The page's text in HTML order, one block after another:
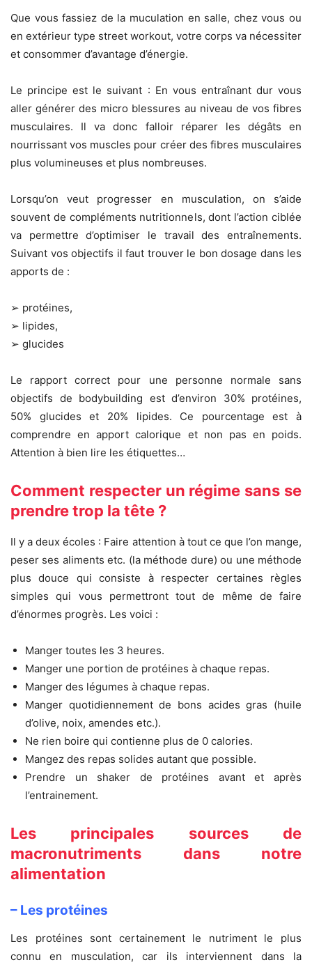
Que vous fassiez de la muculation en salle, chez vous ou
en extérieur type street workout, votre corps va nécessiter
et consommer d’avantage d’énergie.
Le principe est le suivant : En vous entraînant dur vous
aller générer des micro blessures au niveau de vos fibres
musculaires. Il va donc falloir réparer les dégâts en
nourrissant vos muscles pour créer des fibres musculaires
plus volumineuses et plus nombreuses.
Lorsqu’on veut progresser en musculation, on s’aide
souvent de compléments nutritionnels, dont l’action ciblée
va permettre d’optimiser le travail des entraînements.
Suivant vos objectifs il faut trouver le bon dosage dans les
apports de :
➢ protéines,
➢ lipides,
➢ glucides
Le rapport correct pour une personne normale sans
objectifs de bodybuilding est d’environ 30% protéines,
50% glucides et 20% lipides. Ce pourcentage est à
comprendre en apport calorique et non pas en poids.
Attention à bien lire les étiquettes…
Comment respecter un régime sans se
prendre trop la tête ?
Il y a deux écoles : Faire attention à tout ce que l’on mange,
peser ses aliments etc. (la méthode dure) ou une méthode
plus douce qui consiste à respecter certaines règles
simples qui vous permettront tout de même de faire
d’énormes progrès. Les voici :
Manger toutes les 3 heures.
Manger une portion de protéines à chaque repas.
Manger des légumes à chaque repas.
Manger quotidiennement de bons acides gras (huile
d’olive, noix, amendes etc.).
Ne rien boire qui contienne plus de 0 calories.
Mangez des repas solides autant que possible.
Prendre un shaker de protéines avant et après
l’entrainement.
Les principales sources de
macronutriments dans notre
alimentation
– Les protéines
Les protéines sont certainement le nutriment le plus
connu en musculation, car ils interviennent dans la